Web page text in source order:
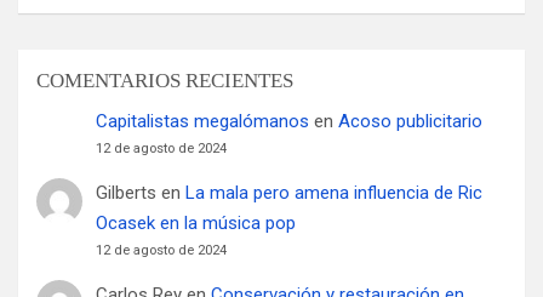
COMENTARIOS RECIENTES
Capitalistas megalómanos en Acoso publicitario
12 de agosto de 2024
Gilberts en La mala pero amena influencia de Ric
Ocasek en la música pop
12 de agosto de 2024